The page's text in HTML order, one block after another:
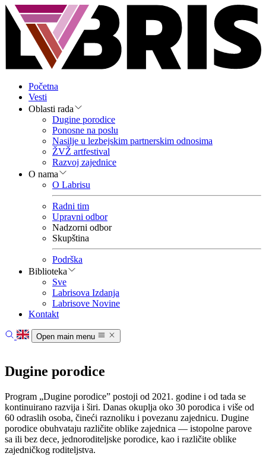
Početna
Vesti
Oblasti rada
Dugine porodice
Ponosne na poslu
Nasilje u lezbejskim partnerskim odnosima
ŽVŽ artfestival
Razvoj zajednice
O nama
O Labrisu
Radni tim
Upravni odbor
Nadzorni odbor
Skupština
Podrška
Biblioteka
Sve
Labrisova Izdanja
Labrisove Novine
Kontakt
Open main menu
Vesti
Oblasti rada
O nama
Biblioteka
Kontakt
Dugine porodice
Program „Dugine porodice” postoji od 2021. godine i od tada se
kontinuirano razvija i širi. Danas okuplja oko 30 porodica i više od
60 odraslih osoba, čineći raznoliku i povezanu zajednicu. Dugine
porodice obuhvataju različite oblike zajednica — istopolne parove
sa ili bez dece, jednoroditeljske porodice, kao i različite oblike
zajedničkog roditeljstva.